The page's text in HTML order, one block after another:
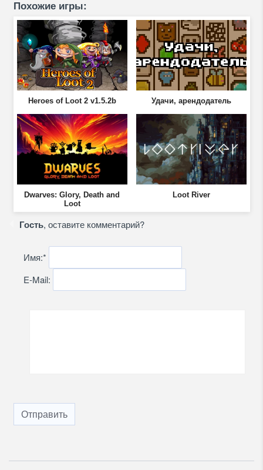
Похожие игры:
Heroes of Loot 2 v1.5.2b Удачи, арендодатель
Dwarves: Glory, Death and
Loot
Loot River
Гость, оставите комментарий?
Имя:*
E-Mail:
Отправить